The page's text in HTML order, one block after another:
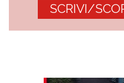
SCRIVI/